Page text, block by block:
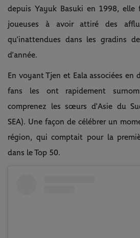
depuis Yayuk Basuki en 1998, elle
joueuses à avoir attiré des
qu’inattendues dans les gradins
d’année.
En voyant Tjen et Eala associées en
fans les ont rapidement
comprenez les sœurs d’Asie du
SEA). Une façon de célébrer un
région, qui comptait pour la
dans le Top 50.